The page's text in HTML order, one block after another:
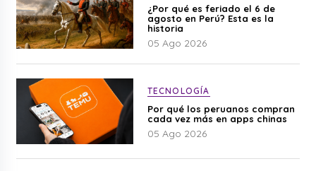
¿Por qué es feriado el 6 de
agosto en Perú? Esta es la
historia
05 Ago 2026
TECNOLOGÍA
Por qué los peruanos compran
cada vez más en apps chinas
05 Ago 2026